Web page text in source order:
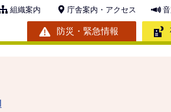
組織案内 庁舎案内・アクセス
防災・緊急情報